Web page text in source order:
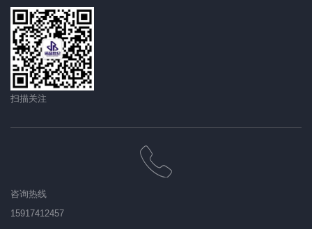
扫描关注
咨询热线
15917412457